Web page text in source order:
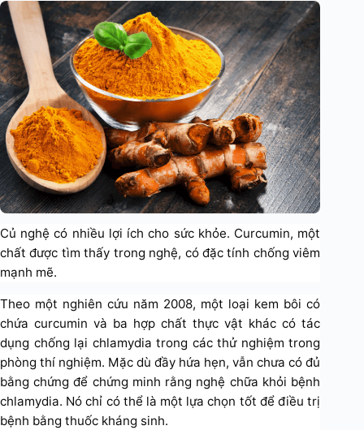
Củ nghệ có nhiều lợi ích cho sức khỏe. Curcumin, một
chất được tìm thấy trong nghệ, có đặc tính chống viêm
mạnh mẽ.
Theo một nghiên cứu năm 2008, một loại kem bôi có
chứa curcumin và ba hợp chất thực vật khác có tác
dụng chống lại chlamydia trong các thử nghiệm trong
phòng thí nghiệm. Mặc dù đầy hứa hẹn, vẫn chưa có đủ
bằng chứng để chứng minh rằng nghệ chữa khỏi bệnh
chlamydia. Nó chỉ có thể là một lựa chọn tốt để điều trị
bệnh bằng thuốc kháng sinh.